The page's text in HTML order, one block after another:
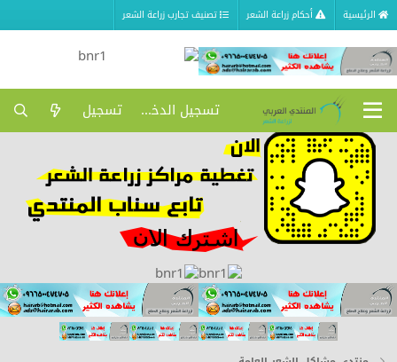
الرئيسية أحكام زراعة الشعر تصنيف تجارب زراعة الشعر
تسجيل الدخول تسجيل